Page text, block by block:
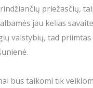
priežasčių,
jau kelias
valstybių, tad
bus taikomi tik